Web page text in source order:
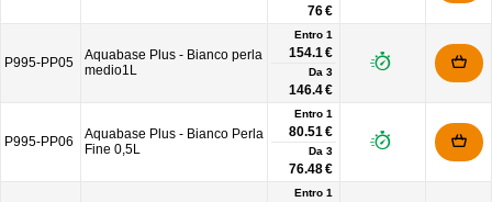
76 €
P995-PP05
Aquabase Plus - Bianco perla
medio1L
Entro 1
154.1 €
Da 3
146.4 €
P995-PP06
Aquabase Plus - Bianco Perla
Fine 0,5L
Entro 1
80.51 €
Da 3
76.48 €
Entro 1